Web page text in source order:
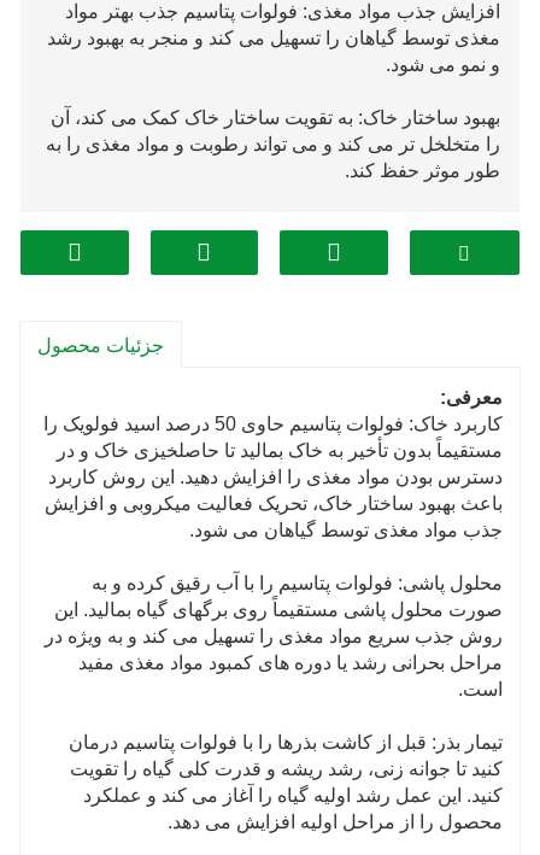
افزایش جذب مواد مغذی: فولوات پتاسیم جذب بهتر مواد
مغذی توسط گیاهان را تسهیل می کند و منجر به بهبود رشد
و نمو می شود.
بهبود ساختار خاک: به تقویت ساختار خاک کمک می کند، آن
را متخلخل تر می کند و می تواند رطوبت و مواد مغذی را به
طور موثر حفظ کند.
مغذی ضروری در خاک را کلات می کند و آنها را برای جذب
گیاهان در دسترس تر می کند و در نتیجه باعث ترویج
تقویت ایمنی گیاه: مکانیسم های دفاعی طبیعی گیاه را
های محیطی را افزایش می دهد.
افزایش احتباس آب: فولوات پتاسیم حفظ آب خاک را بهبود
می بخشد، رواناب آب را کاهش می دهد و تحمل به خشکی
را افزایش می دهد.
از فعالیت میکروبی خاک پشتیبانی می کند: فعالیت
میکروبی را در خاک تحریک می کند که به چرخه مواد مغذی
و سلامت کلی خاک کمک می کند.
به طور کلی، فولوات پتاسیم برای بهینه سازی تغذیه گیاه،
بهبود کیفیت خاک، و افزایش انعطاف پذیری گیاهان در برابر
جزئیات محصول
معرفی:
کاربرد خاک: فولوات پتاسیم حاوی 50 درصد اسید فولویک را
مستقیماً بدون تأخیر به خاک بمالید تا حاصلخیزی خاک و در
دسترس بودن مواد مغذی را افزایش دهید. این روش کاربرد
باعث بهبود ساختار خاک، تحریک فعالیت میکروبی و افزایش
جذب مواد مغذی توسط گیاهان می شود.
محلول پاشی: فولوات پتاسیم را با آب رقیق کرده و به
صورت محلول پاشی مستقیماً روی برگهای گیاه بمالید. این
روش جذب سریع مواد مغذی را تسهیل می کند و به ویژه در
مراحل بحرانی رشد یا دوره های کمبود مواد مغذی مفید
است.
تیمار بذر: قبل از کاشت بذرها را با فولوات پتاسیم درمان
کنید تا جوانه زنی، رشد ریشه و قدرت کلی گیاه را تقویت
کنید. این عمل رشد اولیه گیاه را آغاز می کند و عملکرد
محصول را از مراحل اولیه افزایش می دهد.